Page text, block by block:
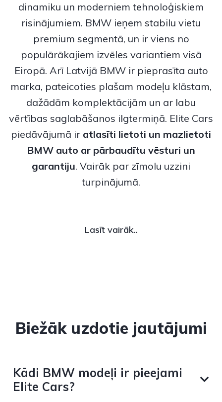
dinamiku un moderniem tehnoloģiskiem
risinājumiem. BMW ieņem stabilu vietu
premium segmentā, un ir viens no
populārākajiem izvēles variantiem visā
Eiropā. Arī Latvijā BMW ir pieprasīta auto
marka, pateicoties plašam modeļu klāstam,
dažādām komplektācijām un ar labu
vērtības saglabāšanos ilgtermiņā. Elite Cars
piedāvājumā ir atlasīti lietoti un mazlietoti
BMW auto ar pārbaudītu vēsturi un
garantiju. Vairāk par zīmolu uzzini
turpinājumā.
Lasīt vairāk..
Biežāk uzdotie jautājumi
Kādi BMW modeļi ir pieejami
Elite Cars?